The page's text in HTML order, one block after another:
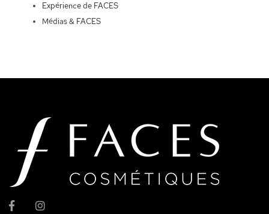
Expérience de FACES
Médias & FACES